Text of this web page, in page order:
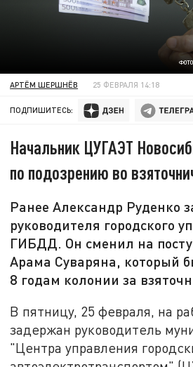
АРТЁМ ШЕРШНЁВ 25 ФЕВРАЛЯ 14:18
ПОДПИШИТЕСЬ:
Начальник ЦУГАЭТ
по подозрению во
Ранее Александр Руденко
руководителя городского
ГИБДД. Он сменил на
Арама Суваряна, который
8 годам колонии за
В пятницу, 25 февраля, на
задержан руководитель
"Центра управления